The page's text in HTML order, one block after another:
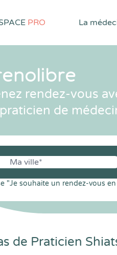
PRO La
rendez-vous
de
"Je souhaite un rendez-vous
de Praticien